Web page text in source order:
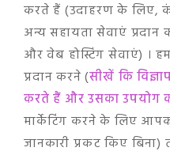
करते हैं (उदाहरण के लिए,
अन्य सहायता सेवाएं प्रदान
और वेब होस्टिंग सेवाएं) ।
प्रदान करने (सीखें कि
करते हैं और उसका उपयोग
मार्केटिंग करने के लिए
जानकारी प्रकट किए